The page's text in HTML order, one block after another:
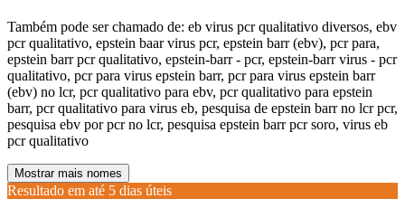
Também pode ser chamado de: eb virus pcr qualitativo diversos, ebv
pcr qualitativo, epstein baar virus pcr, epstein barr (ebv), pcr para,
epstein barr pcr qualitativo, epstein-barr - pcr, epstein-barr virus - pcr
qualitativo, pcr para virus epstein barr, pcr para virus epstein barr
(ebv) no lcr, pcr qualitativo para ebv, pcr qualitativo para epstein
barr, pcr qualitativo para virus eb, pesquisa de epstein barr no lcr pcr,
pesquisa ebv por pcr no lcr, pesquisa epstein barr pcr soro, virus eb
pcr qualitativo
Mostrar mais nomes
Resultado em até 5 dias úteis